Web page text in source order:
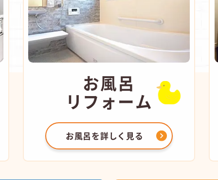
お風呂
リフォーム
お風呂を詳しく見る